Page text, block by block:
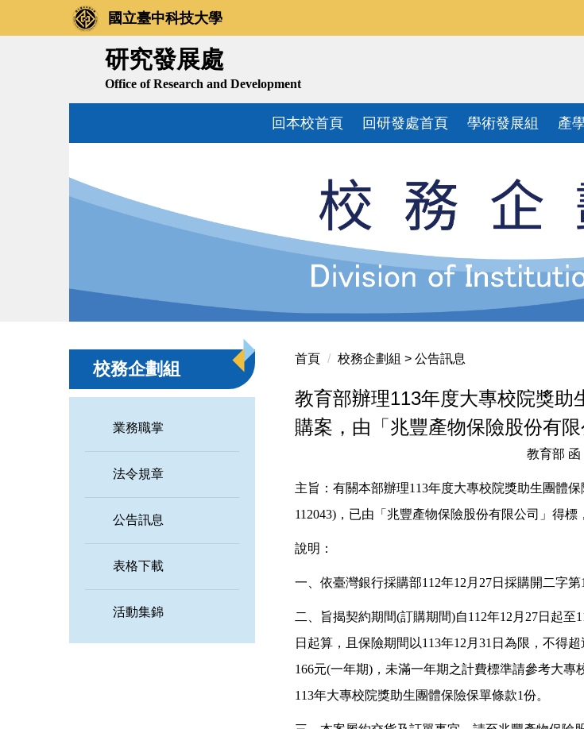
國立臺中科技大學
研究發展處
Office of Research and Development
回本校首頁 回研發處首頁 學術發展組 產
校務企劃組
業務職掌
法令規章
公告訊息
表格下載
活動集錦
首頁 校務企劃組 > 公告訊息
教育部辦理113年度大專校院獎助
購案，由「兆豐產物保險股份有
教育部 函
主旨：有關本部辦理113年度大專校院獎助生團體
112043)，已由「兆豐產物保險股份有限公司」得標
說明：
一、依臺灣銀行採購部112年12月27日採購開二字第
二、旨揭契約期間(訂購期間)自112年12月27日起至
日起算，且保險期間以113年12月31日為限，不得
166元(一年期)，未滿一年期之計費標準請參考大
113年大專校院獎助生團體保險保單條款1份。